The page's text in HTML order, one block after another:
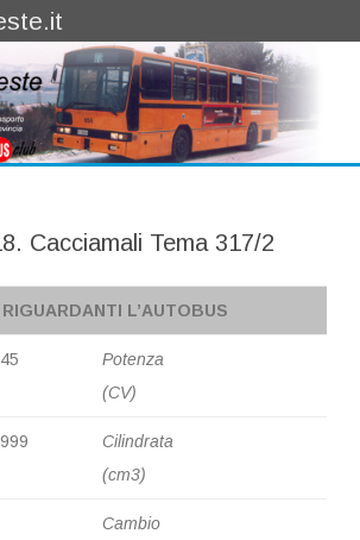
Cacciamali Tema 317/2
L’AUTOBUS
Potenza
(CV)
Cilindrata
(cm3)
Cambio